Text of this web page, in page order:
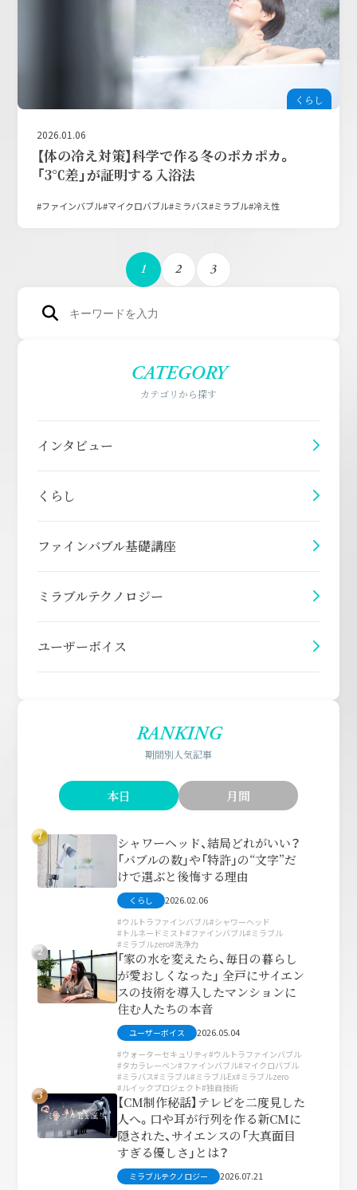
くらし
2026.01.06
【体の冷え対策】科学で作る冬のポカポカ。
「3℃差」が証明する入浴法
ファインバブル マイクロバブル ミラバス ミラブル 冷え性
1 2 3
CATEGORY
カテゴリから探す
インタビュー
くらし
ファインバブル基礎講座
ミラブルテクノロジー
ユーザーボイス
RANKING
期間別人気記事
本日 月間
1
シャワーヘッド、結局どれがいい？
「バブルの数」や「特許」の“文字”だ
けで選ぶと後悔する理由
くらし 2026.02.06
ウルトラファインバブル シャワーヘッド
トルネードミスト ファインバブル ミラブル
ミラブルzero 洗浄力
2
「家の水を変えたら、毎日の暮らし
が愛おしくなった」 全戸にサイエン
スの技術を導入したマンションに
住む人たちの本音
ユーザーボイス 2026.05.04
ウォーターセキュリティ ウルトラファインバブル
タカラレーベン ファインバブル マイクロバブル
ミラバス ミラブル ミラブルEx ミラブルzero
ルイックプロジェクト 独自技術
3
【CM制作秘話】テレビを二度見した
人へ。口や耳が行列を作る新CMに
隠された、サイエンスの「大真面目
すぎる優しさ」とは？
ミラブルテクノロジー 2026.07.21